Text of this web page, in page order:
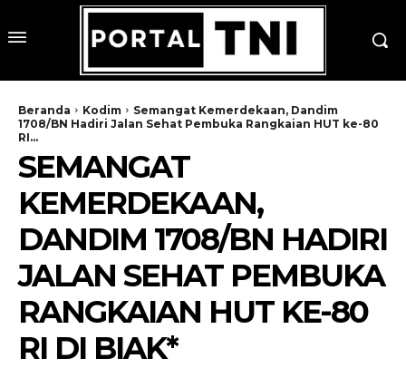
Beranda Kodim
Semangat Kemerdekaan, Dandim
1708/BN Hadiri Jalan Sehat Pembuka Rangkaian HUT ke-80
RI...
SEMANGAT
KEMERDEKAAN,
DANDIM 1708/BN HADIRI
JALAN SEHAT PEMBUKA
RANGKAIAN HUT KE-80
RI DI BIAK*